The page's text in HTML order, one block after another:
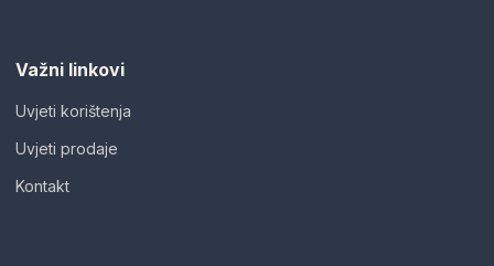
Važni linkovi
Uvjeti korištenja
Uvjeti prodaje
Kontakt